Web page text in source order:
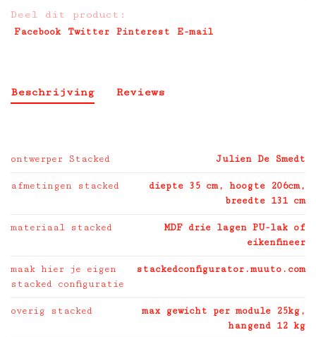
Deel dit product:
Facebook Twitter Pinterest E-mail
Beschrijving Reviews
ontwerper Stacked Julien De Smedt
afmetingen stacked
diepte 35 cm, hoogte 206cm,
breedte 131 cm
materiaal stacked
MDF drie lagen PU-lak of
eikenfineer
maak hier je eigen
stacked configuratie
stackedconfigurator.muuto.com
overig stacked
max gewicht per module 25kg,
hangend 12 kg